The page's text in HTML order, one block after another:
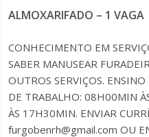
ALMOXARIFADO – 1 VAGA
CONHECIMENTO EM
SABER MANUSEAR
OUTROS SERVIÇOS.
DE TRABALHO: 08H00MIN
ÀS 17H30MIN. ENVIAR
furgobenrh@gmail.com OU